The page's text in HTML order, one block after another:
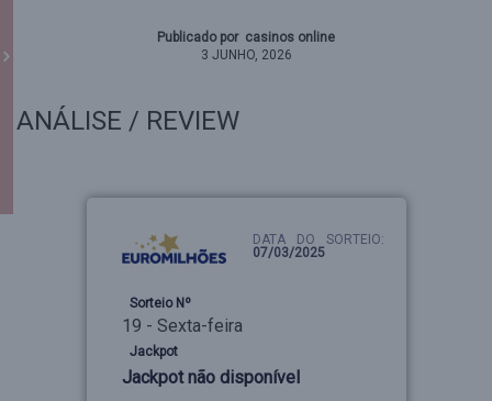
Publicado por casinos online
3 JUNHO, 2026
ANÁLISE / REVIEW
DATA DO SORTEIO:
07/03/2025
Sorteio Nº
19 - Sexta-feira
Jackpot
Jackpot não disponível